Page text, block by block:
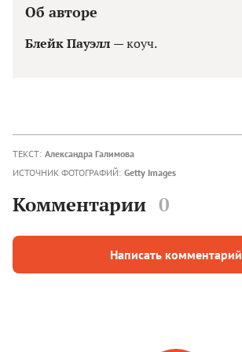
Об авторе
Блейк Пауэлл — коуч.
ТЕКСТ: Александра Галимова
ИСТОЧНИК ФОТОГРАФИЙ: Getty Images
Комментарии 0
Написать комментарий